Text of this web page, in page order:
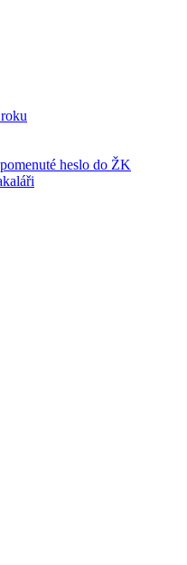
heslo do ŽK